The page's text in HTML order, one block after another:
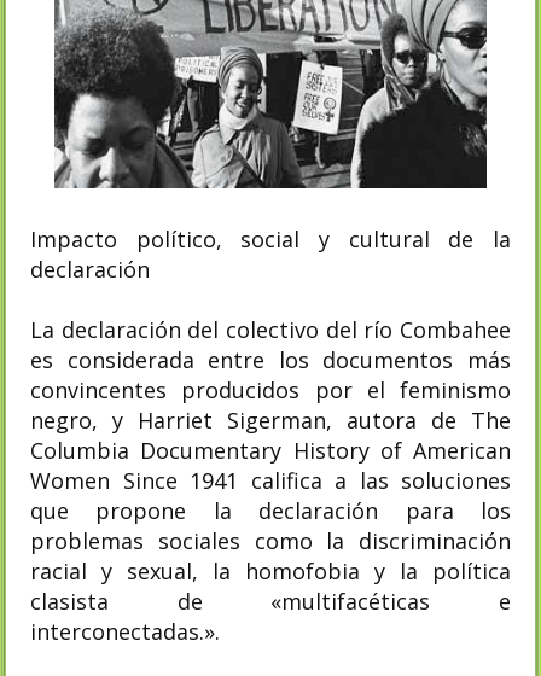
Impacto político, social y cultural de la
declaración
La declaración del colectivo del río Combahee
es considerada entre los documentos más
convincentes producidos por el feminismo
negro, y Harriet Sigerman, autora de The
Columbia Documentary History of American
Women Since 1941 califica a las soluciones
que propone la declaración para los
problemas sociales como la discriminación
racial y sexual, la homofobia y la política
clasista de «multifacéticas e
interconectadas.».